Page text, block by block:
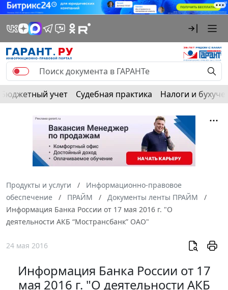
Бюджетный учет Судебная практика Налоги и
Продукты и услуги
Информационно-правовое
обеспечение
ПРАЙМ
Документы ленты ПРАЙМ
Информация Банка России от 17 мая 2016 г. "О
деятельности АКБ “Мострансбанк” ОАО"
24 мая 2016
Информация Банка России от 17
мая 2016 г. "О деятельности АКБ